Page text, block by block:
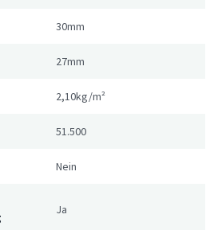
30mm
27mm
2,10kg/m²
51.500
Nein
Ja